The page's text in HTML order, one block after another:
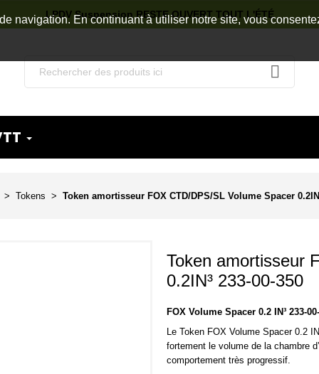
navigation. En continuant à utiliser notre site, vous
LPDV Suspension RESTE OUVERT TOUT L'ÉTÉ
Tokens Token amortisseur FOX CTD/DPS/SL Volume Spacer
Token amortisseur
0.2IN³ 233-00-350
FOX Volume Spacer 0.2 IN³ 233-
Le Token FOX Volume Spacer 0.2
fortement le volume de la chambre
comportement très progressif.